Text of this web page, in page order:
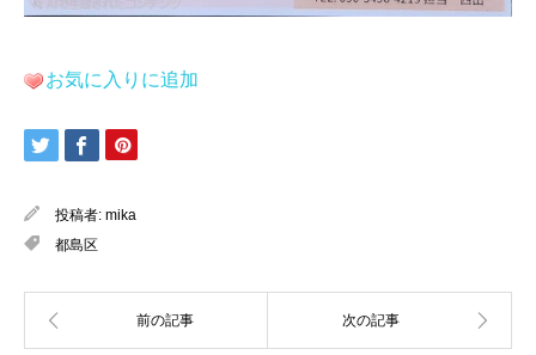
お気に入りに追加
投稿者: mika
都島区